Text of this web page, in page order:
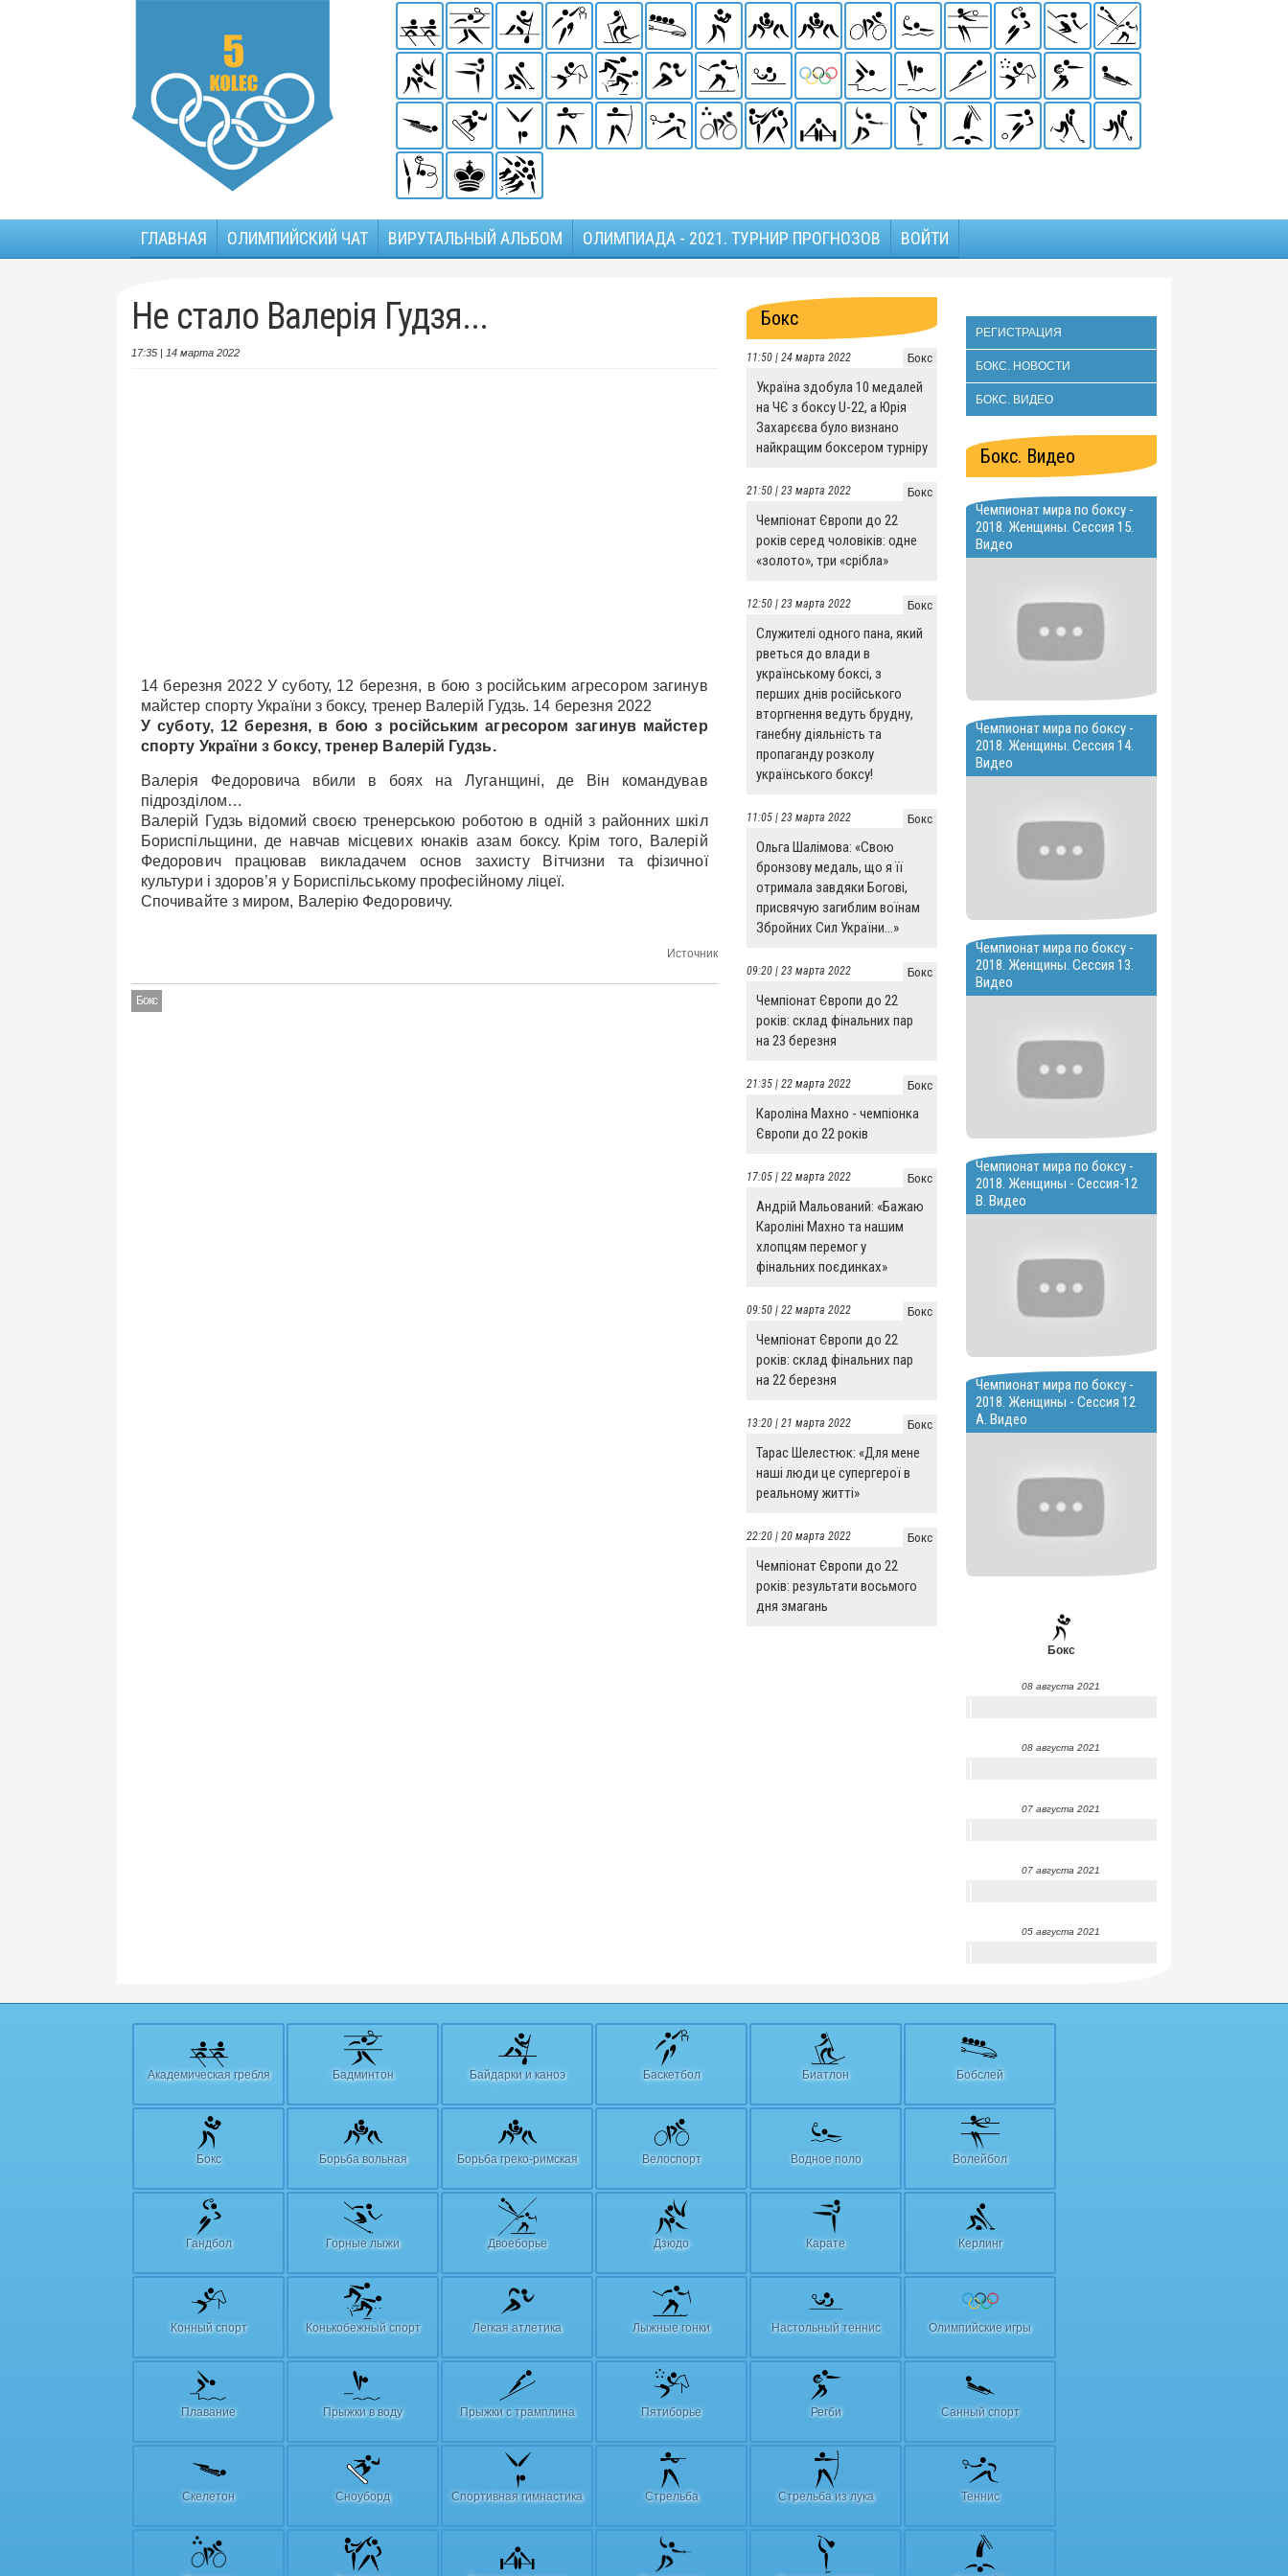
ГЛАВНАЯ ОЛИМПИЙСКИЙ ЧАТ ВИРУТАЛЬНЫЙ АЛЬБОМ ОЛИМПИАДА - 2021. ТУРНИР ПРОГНОЗОВ ВОЙТИ
Не стало Валерія Гудзя...
17:35 | 14 марта 2022
14 березня 2022 У суботу, 12 березня, в бою з російським агресором загинув
майстер спорту України з боксу, тренер Валерій Гудзь. 14 березня 2022
У суботу, 12 березня, в бою з російським агресором загинув майстер
спорту України з боксу, тренер Валерій Гудзь.
Валерія Федоровича вбили в боях на Луганщині, де Він командував
підрозділом…
Валерій Гудзь відомий своєю тренерською роботою в одній з районних шкіл
Бориспільщини, де навчав місцевих юнаків азам боксу. Крім того, Валерій
Федорович працював викладачем основ захисту Вітчизни та фізичної
культури і здоров’я у Бориспільському професійному ліцеї.
Спочивайте з миром, Валерію Федоровичу.
Источник
Бокс
Бокс
Бокс
11:50 | 24 марта 2022
Україна здобула 10 медалей
на ЧЄ з боксу U-22, а Юрія
Захарєєва було визнано
найкращим боксером турніру
Бокс
21:50 | 23 марта 2022
Чемпіонат Європи до 22
років серед чоловіків: одне
«золото», три «срібла»
Бокс
12:50 | 23 марта 2022
Служителі одного пана, який
рветься до влади в
українському боксі, з
перших днів російського
вторгнення ведуть брудну,
ганебну діяльність та
пропаганду розколу
українського боксу!
Бокс
11:05 | 23 марта 2022
Ольга Шалімова: «Свою
бронзову медаль, що я її
отримала завдяки Богові,
присвячую загиблим воїнам
Збройних Сил України…»
Бокс
09:20 | 23 марта 2022
Чемпіонат Європи до 22
років: склад фінальних пар
на 23 березня
Бокс
21:35 | 22 марта 2022
Кароліна Махно - чемпіонка
Європи до 22 років
Бокс
17:05 | 22 марта 2022
Андрій Мальований: «Бажаю
Кароліні Махно та нашим
хлопцям перемог у
фінальних поєдинках»
Бокс
09:50 | 22 марта 2022
Чемпіонат Європи до 22
років: склад фінальних пар
на 22 березня
Бокс
13:20 | 21 марта 2022
Тарас Шелестюк: «Для мене
наші люди це супергерої в
реальному житті»
Бокс
22:20 | 20 марта 2022
Чемпіонат Європи до 22
років: результати восьмого
дня змагань
РЕГИСТРАЦИЯ
БОКС. НОВОСТИ
БОКС. ВИДЕО
Бокс. Видео
Чемпионат мира по боксу -
2018. Женщины. Сессия 15.
Видео
Чемпионат мира по боксу -
2018. Женщины. Сессия 14.
Видео
Чемпионат мира по боксу -
2018. Женщины. Сессия 13.
Видео
Чемпионат мира по боксу -
2018. Женщины - Сессия-12
B. Видео
Чемпионат мира по боксу -
2018. Женщины - Сессия 12
A. Видео
Бокс
08 августа 2021
08 августа 2021
07 августа 2021
07 августа 2021
05 августа 2021
Академическая гребля Бадминтон Байдарки и каноэ Баскетбол Биатлон Бобслей
Бокс Борьба вольная Борьба греко-римская Велоспорт Водное поло Волейбол
Гандбол Горные лыжи Двоеборье Дзюдо Карате Керлинг
Конный спорт Конькобежный спорт Легкая атлетика Лыжные гонки Настольный теннис Олимпийские игры
Плавание Прыжки в воду Прыжки с трамплина Пятиборье Регби Санный спорт
Скелетон Сноуборд Спортивная гимнастика Стрельба Стрельба из лука Теннис